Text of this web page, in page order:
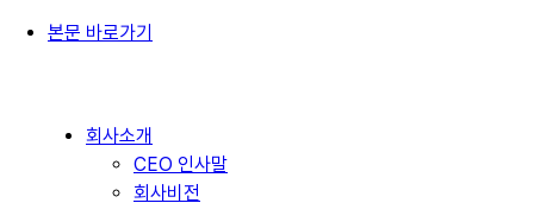
본문 바로가기
회사소개
CEO 인사말
회사비전